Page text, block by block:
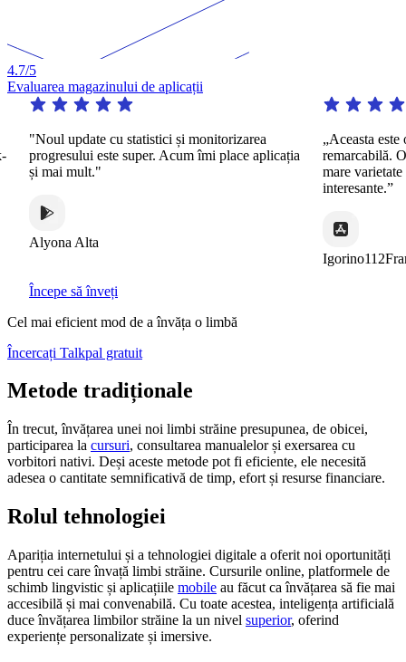
4.7/5
Evaluarea magazinului de aplicații
"Noul update cu statistici și monitorizarea
progresului este super. Acum îmi place aplicația
și mai mult."
Alyona Alta
„Aceasta este
remarcabilă.
mare varietate
interesante.”
Începe să înveți
Cel mai eficient mod de a învăța o limbă
Încercați Talkpal gratuit
Metode tradiționale
În trecut, învățarea unei noi limbi străine presupunea, de obicei,
participarea la cursuri, consultarea manualelor și exersarea cu
vorbitori nativi. Deși aceste metode pot fi eficiente, ele necesită
adesea o cantitate semnificativă de timp, efort și resurse financiare.
Rolul tehnologiei
Apariția internetului și a tehnologiei digitale a oferit noi oportunități
pentru cei care învață limbi străine. Cursurile online, platformele de
schimb lingvistic și aplicațiile mobile au făcut ca învățarea să fie mai
accesibilă și mai convenabilă. Cu toate acestea, inteligența artificială
duce învățarea limbilor străine la un nivel superior, oferind
experiențe personalizate și imersive.